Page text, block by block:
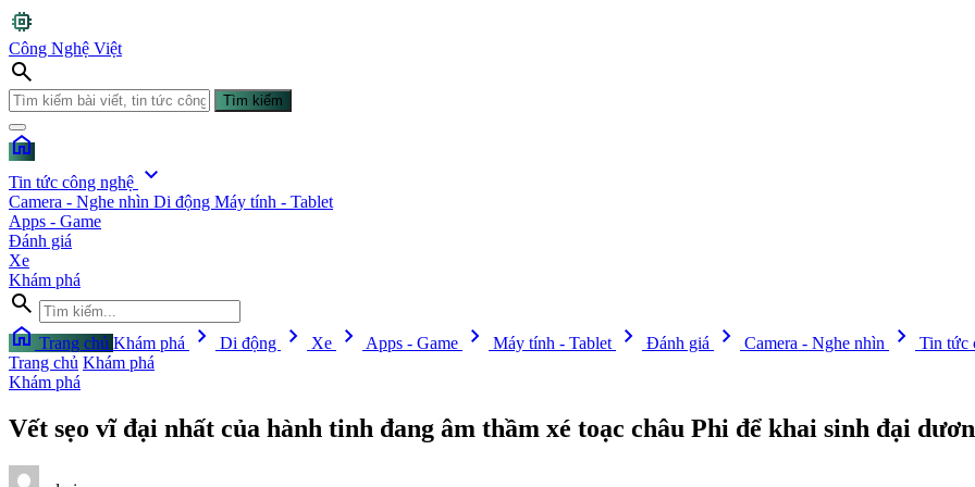
memory
Công Nghệ Việt
search
Tìm kiếm
home
Tin tức công nghệ expand_more
Camera - Nghe nhìn Di động Máy tính - Tablet
Apps - Game
Đánh giá
Xe
Khám phá
search
home Trang chủ Khám phá chevron_right Di động chevron_right Xe chevron_right Apps - Game chevron_right Máy tính - Tablet chevron_right Đánh giá chevron_right Camera - Nghe nhìn chevron_right Tin tức
Trang chủ Khám phá
Khám phá
Vết sẹo vĩ đại nhất của hành tinh đang âm thầm xé toạc châu Phi để khai sinh đại